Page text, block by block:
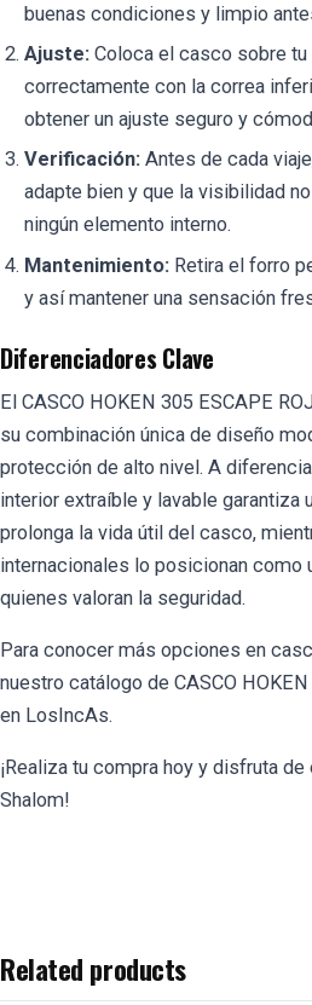
buenas condiciones y limpio
Ajuste: Coloca el casco sobre
correctamente con la correa
obtener un ajuste seguro y
Verificación: Antes de cada
adapte bien y que la visibilidad
ningún elemento interno.
Mantenimiento: Retira el forro
y así mantener una sensación
Diferenciadores Clave
El CASCO HOKEN 305 ESCAPE
su combinación única de diseño
protección de alto nivel. A
interior extraíble y lavable garantiza
prolonga la vida útil del casco,
internacionales lo posicionan como
quienes valoran la seguridad.
Para conocer más opciones en
nuestro catálogo de CASCO
en LosIncAs.
¡Realiza tu compra hoy y disfruta
Shalom!
Related products